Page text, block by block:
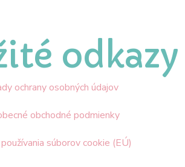
odkazy
ochrany osobných údajov
obchodné podmienky
súborov cookie (EÚ)